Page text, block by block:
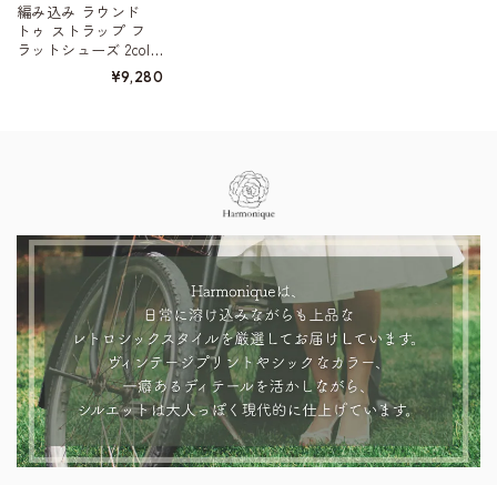
編み込み ラウンド
トゥ ストラップ フ
ラットシューズ 2colo
¥9,280